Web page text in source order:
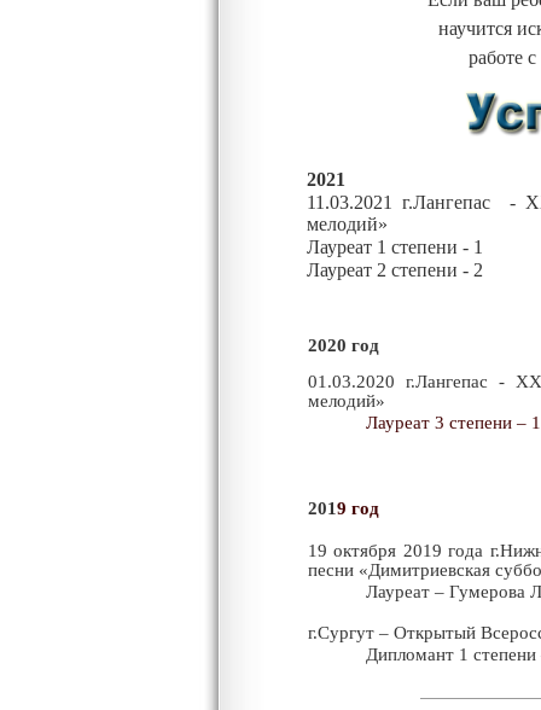
научится
работе
2021
11.03.2021 г.Лангепас -
мелодий»
Лауреат 1 степени - 1
Лауреат 2 степени - 2
2020 год
01.03.2020 г.Лангепас -
мелодий»
Лауреат 3 степени – 1
2019 год
19 октября 2019 года
песни «Димитриевская
Лауреат – Гумерова
г.Сургут – Открытый
Дипломант1